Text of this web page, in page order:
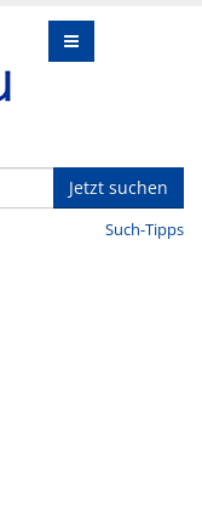
Jetzt suchen
Such-Tipps